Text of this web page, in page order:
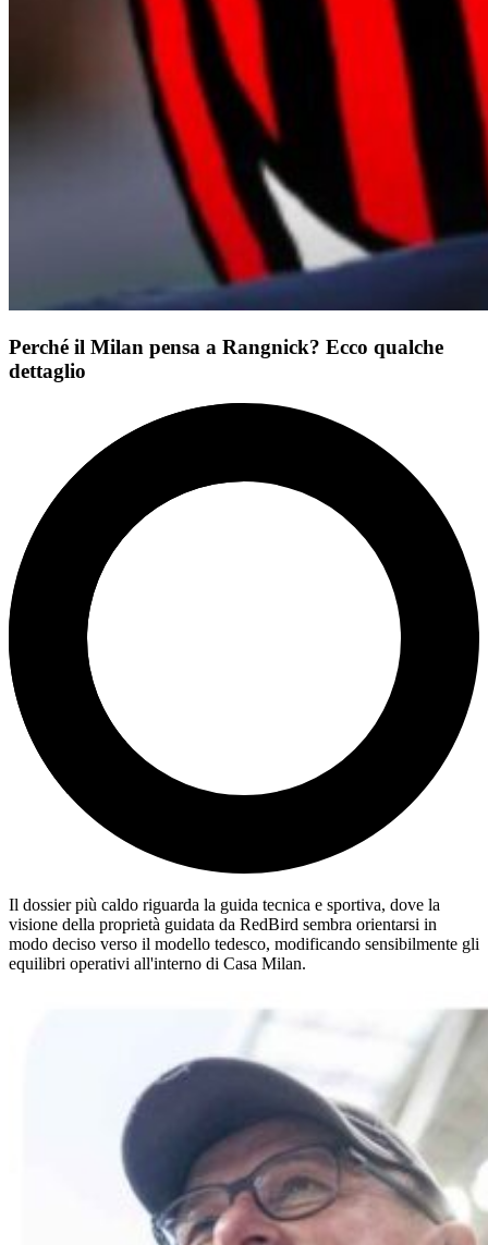
Perché il Milan pensa a Rangnick? Ecco qualche
dettaglio
Il dossier più caldo riguarda la guida tecnica e sportiva, dove la
visione della proprietà guidata da RedBird sembra orientarsi in
modo deciso verso il modello tedesco, modificando sensibilmente gli
equilibri operativi all'interno di Casa Milan.